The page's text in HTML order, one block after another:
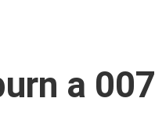
a 007